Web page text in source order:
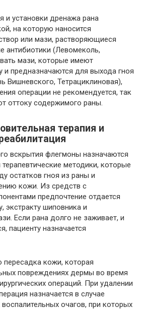
и установки дренажа рана
на которую наносится
или мази, растворяющиеся
антибиотики (Левомеколь,
мази, которые имеют
и предназначаются для выхода гноя
Вишневского, Тетрациклиновая),
операции не рекомендуется, так
оттоку содержимого раны.
терапия и
вскрытия флегмоны назначаются
методики, которые
остатков гноя из раны и
кожи. Из средств с
предпочтение отдается
экстракту шиповника и
Если рана долго не заживает, и
пациенту назначается
пересадка кожи, которая
повреждениях дермы во время
операций. При удалении
назначается в случае
очагов, при которых